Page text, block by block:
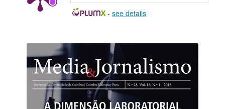
- see details